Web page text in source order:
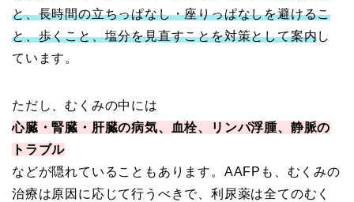
と、長時間の立ちっぱなし・座りっぱなしを避けるこ
と、歩くこと、塩分を見直すことを対策として案内し
ています。
ただし、むくみの中には
心臓・腎臓・肝臓の病気、血栓、リンパ浮腫、静脈の
トラブル
などが隠れていることもあります。AAFPも、むくみの
治療は原因に応じて行うべきで、利尿薬は全てのむく